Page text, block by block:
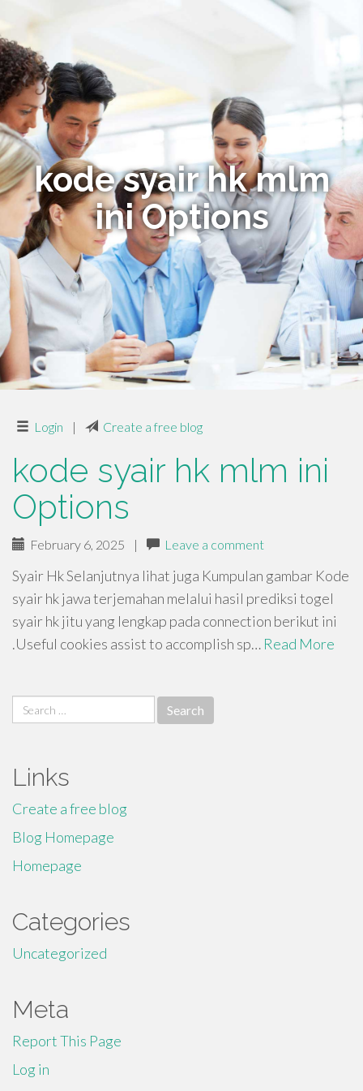
kode syair hk mlm
ini Options
Login | Create a free blog
kode syair hk mlm ini
Options
February 6, 2025 | Leave a comment
Syair Hk Selanjutnya lihat juga Kumpulan gambar Kode
syair hk jawa terjemahan melalui hasil prediksi togel
syair hk jitu yang lengkap pada connection berikut ini
.Useful cookies assist to accomplish sp… Read More
Search
for:
Links
Create a free blog
Blog Homepage
Homepage
Categories
Uncategorized
Meta
Report This Page
Log in